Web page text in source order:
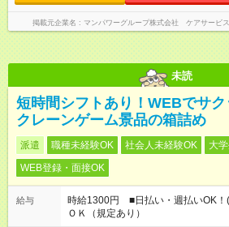
掲載元企業名 マンパワーグループ株式会社 ケアサービ
未読
短時間シフトあり！WEBでサク
クレーンゲーム景品の箱詰め
派遣 職種未経験OK 社会人未経験OK 大
WEB登録・面接OK
給与
時給1300円 ■日払い・週払いOK
ＯＫ（規定あり）